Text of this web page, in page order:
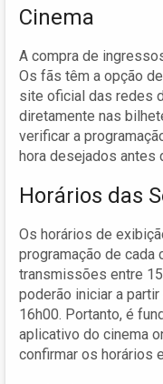
Cinema
A compra de
Os fãs têm a opção
site oficial das redes
diretamente nas
verificar a
hora desejados antes
Horários das
Os horários de
programação de cada
transmissões entre
poderão iniciar a
16h00. Portanto, é
aplicativo do cinema
confirmar os horários